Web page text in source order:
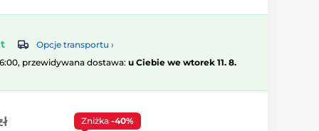
Opcje transportu ›
przewidywana dostawa: u Ciebie we wtorek 11. 8.
Zniżka -40%